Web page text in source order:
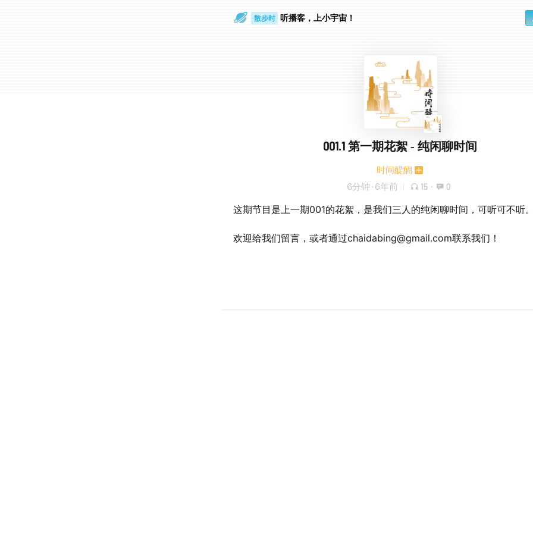
散步时 听播客，上小宇宙！
001.1 第一期花絮 - 纯闲聊时间
时间醍醐
6分钟 · 6年前 15 · 0
这期节目是上一期001的花絮，是我们三人的纯闲聊时间，可听可不听。
欢迎给我们留言，或者通过chaidabing@gmail.com联系我们！